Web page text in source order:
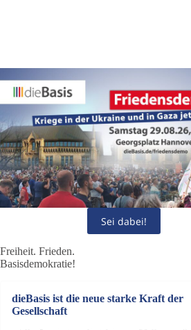
Sei dabei!
Freiheit. Frieden.
Basisdemokratie!
dieBasis ist die neue starke Kraft der
Gesellschaft